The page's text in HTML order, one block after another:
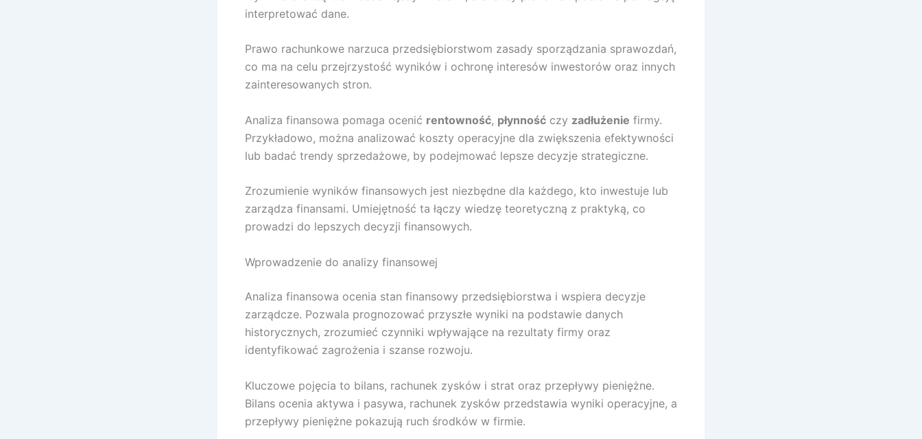
interpretować dane.
Prawo rachunkowe narzuca przedsiębiorstwom zasady sporządzania sprawozdań,
co ma na celu przejrzystość wyników i ochronę interesów inwestorów oraz innych
zainteresowanych stron.
Analiza finansowa pomaga ocenić rentowność, płynność czy zadłużenie firmy.
Przykładowo, można analizować koszty operacyjne dla zwiększenia efektywności
lub badać trendy sprzedażowe, by podejmować lepsze decyzje strategiczne.
Zrozumienie wyników finansowych jest niezbędne dla każdego, kto inwestuje lub
zarządza finansami. Umiejętność ta łączy wiedzę teoretyczną z praktyką, co
prowadzi do lepszych decyzji finansowych.
Wprowadzenie do analizy finansowej
Analiza finansowa ocenia stan finansowy przedsiębiorstwa i wspiera decyzje
zarządcze. Pozwala prognozować przyszłe wyniki na podstawie danych
historycznych, zrozumieć czynniki wpływające na rezultaty firmy oraz
identyfikować zagrożenia i szanse rozwoju.
Kluczowe pojęcia to bilans, rachunek zysków i strat oraz przepływy pieniężne.
Bilans ocenia aktywa i pasywa, rachunek zysków przedstawia wyniki operacyjne, a
przepływy pieniężne pokazują ruch środków w firmie.